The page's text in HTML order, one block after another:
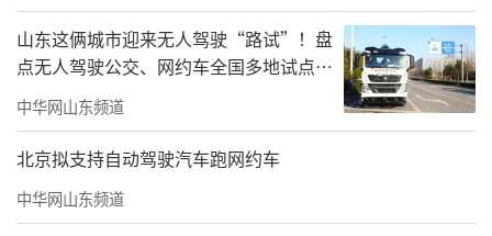
幻蓝色的水下剧场
山东这俩城市迎来无人驾驶“路试”！盘
点无人驾驶公交、网约车全国多地试点之
路
中华网山东频道
北京拟支持自动驾驶汽车跑网约车
中华网山东频道